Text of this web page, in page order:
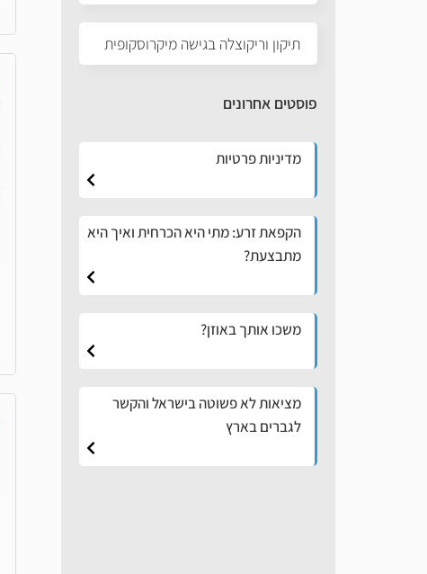
תיקון וריקוצלה בגישה מיקרוסקופית
פוסטים אחרונים
מדיניות פרטיות
הקפאת זרע: מתי היא הכרחית ואיך היא
מתבצעת?
משכו אותך באוזן?
מציאות לא פשוטה בישראל והקשר
לגברים בארץ